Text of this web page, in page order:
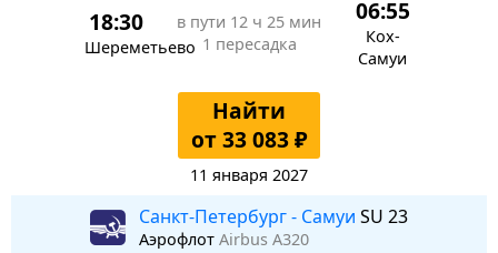
18:30
Шереметьево
в пути 12 ч 25 мин
1 пересадка
06:55
Кох-
Самуи
Найти
от 33 083 ₽
11 января 2027
Санкт-Петербург - Самуи SU 23
Аэрофлот Airbus A320